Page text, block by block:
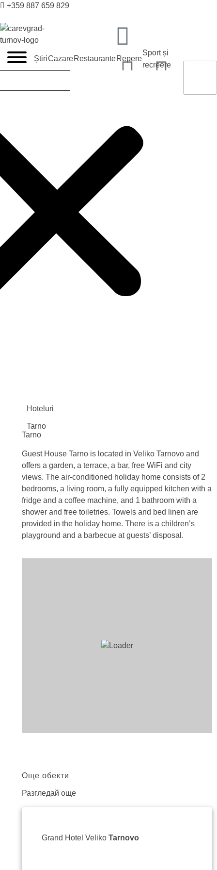
+359 887 659 829
EN
TR
VELIKO TARNOVO - CAPITALA MEDIEVALĂ A BULGARII
ȘtiriCazareRestauranteRepere
Sport și
recreere
Hoteluri
Tarno
Tarno
Guest House Tarno is located in Veliko Tarnovo and
offers a garden, a terrace, a bar, free WiFi and city
views. The air-conditioned holiday home consists of 2
bedrooms, a living room, a fully equipped kitchen with a
fridge and a coffee machine, and 1 bathroom with a
shower and free toiletries. Towels and bed linen are
provided in the holiday home. There is a children’s
playground and a barbecue at guests’ disposal.
Още обекти
Разгледай още
Grand Hotel Veliko Tarnovo